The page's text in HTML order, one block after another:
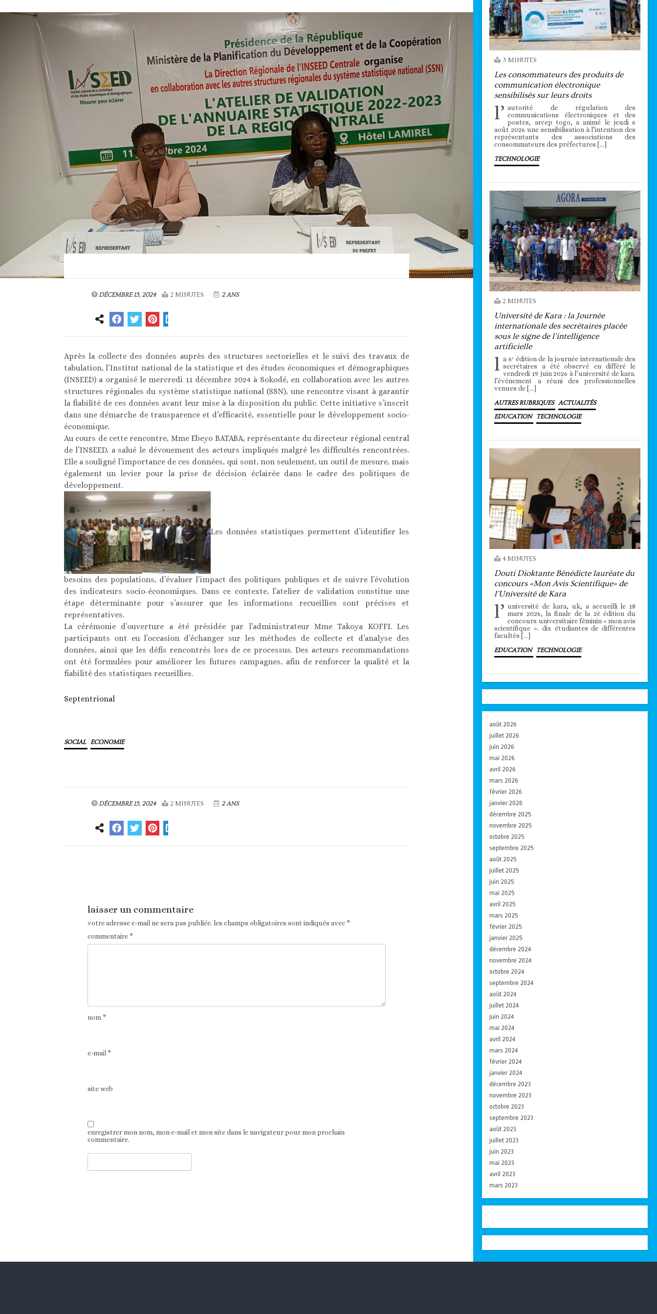
DÉCEMBRE 15, 2024 2 MINUTES 2 ANS
Après la collecte des données auprès des structures sectorielles et le suivi des travaux de
tabulation, l’Institut national de la statistique et des études économiques et démographiques
(INSEED) a organisé le mercredi 11 décembre 2024 à Sokodé, en collaboration avec les autres
structures régionales du système statistique national (SSN), une rencontre visant à garantir
la fiabilité de ces données avant leur mise à la disposition du public. Cette initiative s’inscrit
dans une démarche de transparence et d’efficacité, essentielle pour le développement socio-
économique.
Au cours de cette rencontre, Mme Ebeyo BATABA, représentante du directeur régional central
de l’INSEED, a salué le dévouement des acteurs impliqués malgré les difficultés rencontrées.
Elle a souligné l’importance de ces données, qui sont, non seulement, un outil de mesure, mais
également un levier pour la prise de décision éclairée dans le cadre des politiques de
développement.
Les données statistiques permettent d’identifier les
besoins des populations, d’évaluer l’impact des politiques publiques et de suivre l’évolution
des indicateurs socio-économiques. Dans ce contexte, l’atelier de validation constitue une
étape déterminante pour s’assurer que les informations recueillies sont précises et
représentatives.
La cérémonie d’ouverture a été présidée par l’administrateur Mme Takoya KOFFI. Les
participants ont eu l’occasion d’échanger sur les méthodes de collecte et d’analyse des
données, ainsi que les défis rencontrés lors de ce processus. Des acteurs recommandations
ont été formulées pour améliorer les futures campagnes, afin de renforcer la qualité et la
fiabilité des statistiques recueillies.
Septentrional
SOCIAL ECONOMIE
DÉCEMBRE 15, 2024 2 MINUTES 2 ANS
laisser un commentaire
votre adresse e-mail ne sera pas publiée. les champs obligatoires sont indiqués avec*
commentaire*
nom *
e-mail *
site web
enregistrer mon nom, mon e-mail et mon site dans le navigateur pour mon prochain
commentaire.
3 MINUTES
Les consommateurs des produits de
communication électronique
sensibilisés sur leurs droits
l’ autorité de régulation des
communications électroniques et des
postes, arcep togo, a animé le jeudi 6
août 2026 une sensibilisation à l’intention des
représentants des associations des
consommateurs des préfectures […]
TECHNOLOGIE
2 MINUTES
Université de Kara : la Journée
internationale des secrétaires placée
sous le signe de l’intelligence
artificielle
l a 6ᵉ édition de la journée internationale des
secrétaires a été observé en différé le
vendredi 19 juin 2026 à l’université de kara.
l’événement a réuni des professionnelles
venues de […]
AUTRES RUBRIQUES ACTUALITÉS
EDUCATION TECHNOLOGIE
4 MINUTES
Douti Dioktante Bénédicte lauréate du
concours «Mon Avis Scientifique» de
l’Université de Kara
l’ université de kara, uk, a accueilli le 18
mars 2026, la finale de la 2è édition du
concours universitaire féminin « mon avis
scientifique ». dix étudiantes de différentes
facultés […]
EDUCATION TECHNOLOGIE
août 2026
juillet 2026
juin 2026
mai 2026
avril 2026
mars 2026
février 2026
janvier 2026
décembre 2025
novembre 2025
octobre 2025
septembre 2025
août 2025
juillet 2025
juin 2025
mai 2025
avril 2025
mars 2025
février 2025
janvier 2025
décembre 2024
novembre 2024
octobre 2024
septembre 2024
août 2024
juillet 2024
juin 2024
mai 2024
avril 2024
mars 2024
février 2024
janvier 2024
décembre 2023
novembre 2023
octobre 2023
septembre 2023
août 2023
juillet 2023
juin 2023
mai 2023
avril 2023
mars 2023